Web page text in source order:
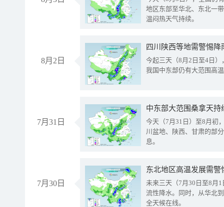
地区东部至华北、东北一
温闷热天气持续。
8月2日
今起三天（8月2日至4日
我国中东部仍有大范围高
7月31日
中东部大范围桑拿天
今天（7月31日）至8月初
川盆地、陕西、甘肃的部
息。
7月30日
东北地区高温发展需
未来三天（7月30日至8月
流性降水。同时，从华北
全天候在线。